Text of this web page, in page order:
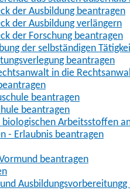
der Ausbildung beantragen
der Ausbildung verlängern
der Forschung beantragen
der selbständigen
beantragen
in die
beantragen
beantragen
Arbeitsstoffen
- Erlaubnis beantragen
beantragen